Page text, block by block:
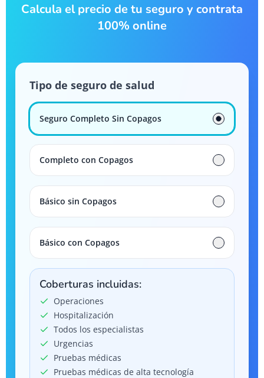
Calcula el precio de tu seguro y contrata
100% online
Tipo de seguro de salud
Seguro Completo Sin Copagos
Completo con Copagos
Básico sin Copagos
Básico con Copagos
Coberturas incluidas:
Operaciones
Hospitalización
Todos los especialistas
Urgencias
Pruebas médicas
Pruebas médicas de alta tecnología